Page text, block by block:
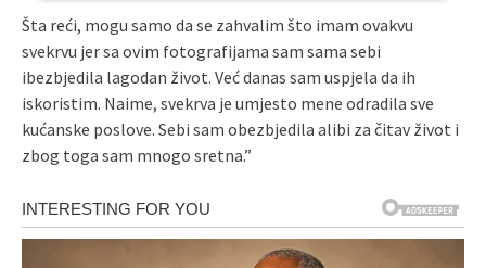
Šta reći, mogu samo da se zahvalim što imam ovakvu
svekrvu jer sa ovim fotografijama sam sama sebi
ibezbjedila lagodan život. Već danas sam uspjela da ih
iskoristim. Naime, svekrva je umjesto mene odradila sve
kućanske poslove. Sebi sam obezbjedila alibi za čitav život i
zbog toga sam mnogo sretna.”